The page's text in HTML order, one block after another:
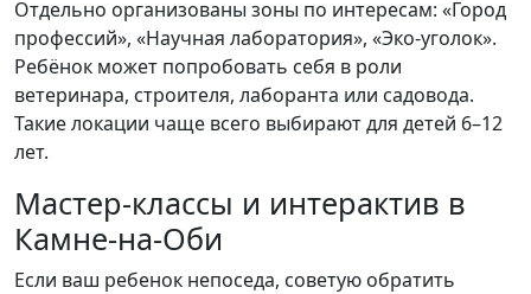
Отдельно организованы зоны по интересам: «Город
профессий», «Научная лаборатория», «Эко-уголок».
Ребёнок может попробовать себя в роли
ветеринара, строителя, лаборанта или садовода.
Такие локации чаще всего выбирают для детей 6–12
лет.
Мастер-классы и интерактив в
Камне-на-Оби
Если ваш ребенок непоседа, советую обратить